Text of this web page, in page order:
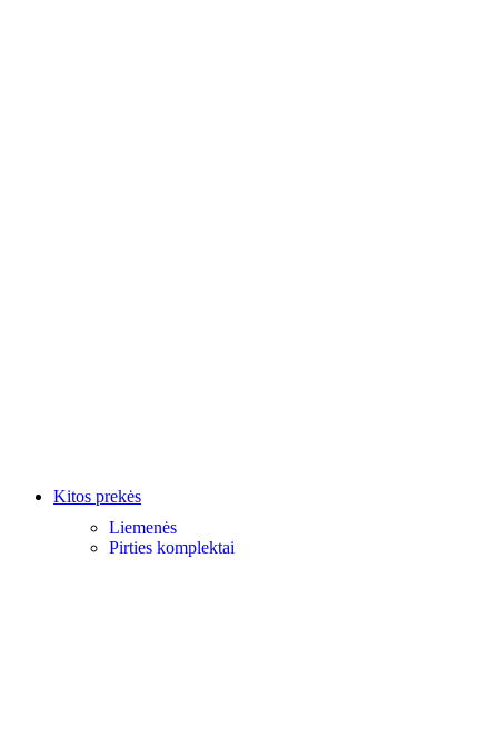
Kitos prekės
Liemenės
Pirties komplektai